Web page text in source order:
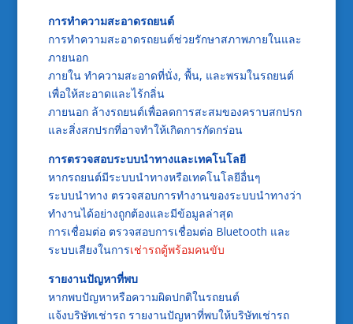
การทำความสะอาดรถยนต์
การทำความสะอาดรถยนต์ช่วยรักษาสภาพภายในและ
ภายนอก
ภายใน ทำความสะอาดที่นั่ง, พื้น, และพรมในรถยนต์
เพื่อให้สะอาดและไร้กลิ่น
ภายนอก ล้างรถยนต์เพื่อลดการสะสมของคราบสกปรก
และสิ่งสกปรกที่อาจทำให้เกิดการกัดกร่อน
การตรวจสอบระบบนำทางและเทคโนโลยี
หากรถยนต์มีระบบนำทางหรือเทคโนโลยีอื่นๆ
ระบบนำทาง ตรวจสอบการทำงานของระบบนำทางว่า
ทำงานได้อย่างถูกต้องและมีข้อมูลล่าสุด
การเชื่อมต่อ ตรวจสอบการเชื่อมต่อ Bluetooth และ
ระบบเสียงในการเช่ารถตู้พร้อมคนขับ
รายงานปัญหาที่พบ
หากพบปัญหาหรือความผิดปกติในรถยนต์
แจ้งบริษัทเช่ารถ รายงานปัญหาที่พบให้บริษัทเช่ารถ